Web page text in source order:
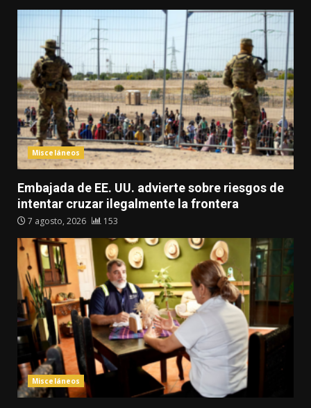
Misceláneos
Embajada de EE. UU. advierte sobre riesgos de
intentar cruzar ilegalmente la frontera
7 agosto, 2026 153
Misceláneos